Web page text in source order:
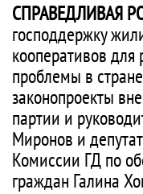
СПРАВЕДЛИВАЯ
господдержку
кооперативов
проблемы в
законопроекты
партии и
Миронов и
Комиссии ГД по
граждан Галина